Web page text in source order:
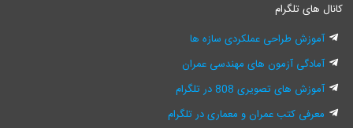
کانال های تلگرام
آموزش طراحی عملکردی سازه ها
آمادگی آزمون های مهندسی عمران
آموزش های تصویری 808 در تلگرام
معرفی کتب عمران و معماری در تلگرام